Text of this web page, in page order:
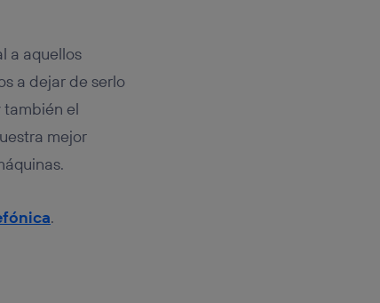
a aquellos
a dejar de serlo
también el
mejor
.